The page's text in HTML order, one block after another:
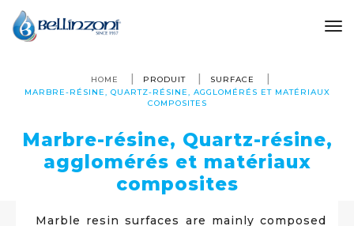
HOME PRODUIT
SURFACE
MARBRE-RÉSINE, QUARTZ-RÉSINE, AGGLOMÉRÉS ET MATÉRIAUX
COMPOSITES
Marbre-résine, Quartz-résine,
agglomérés et matériaux
composites
Marble resin surfaces are mainly composed